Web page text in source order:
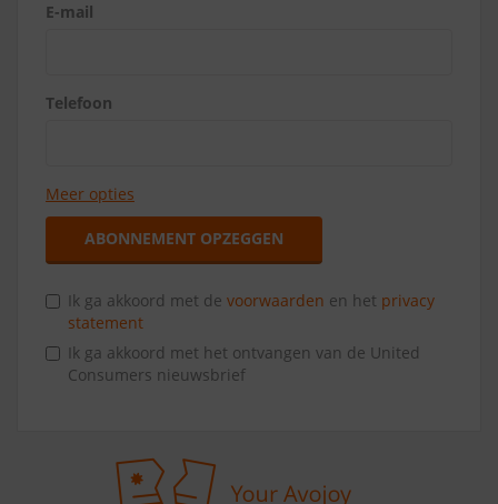
E-mail
Telefoon
Meer opties
ABONNEMENT OPZEGGEN
Ik ga akkoord met de voorwaarden en het privacy
statement
Ik ga akkoord met het ontvangen van de United
Consumers nieuwsbrief